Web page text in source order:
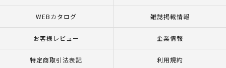
WEBカタログ 雑誌掲載情報
お客様レビュー 企業情報
特定商取引法表記 利用規約